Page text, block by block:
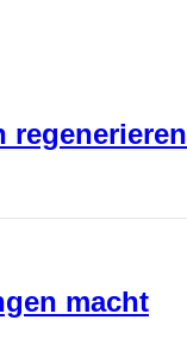
regenerieren
macht